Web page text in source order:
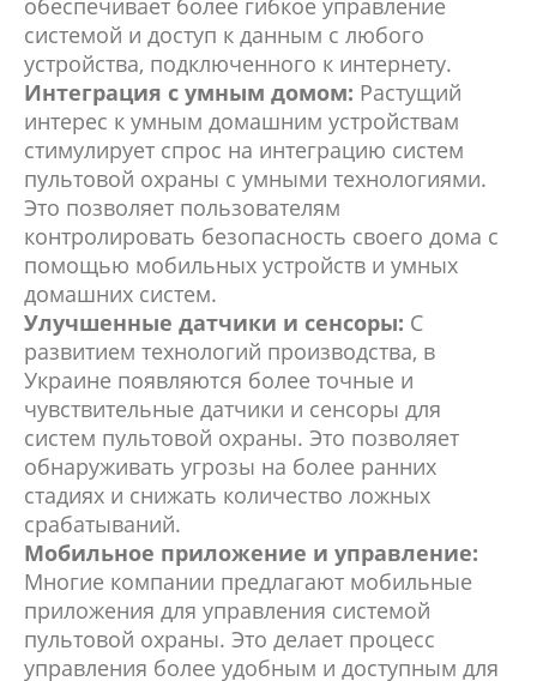
обеспечивает более гибкое управление
системой и доступ к данным с любого
устройства, подключенного к интернету.
Интеграция с умным домом: Растущий
интерес к умным домашним устройствам
стимулирует спрос на интеграцию систем
пультовой охраны с умными технологиями.
Это позволяет пользователям
контролировать безопасность своего дома с
помощью мобильных устройств и умных
домашних систем.
Улучшенные датчики и сенсоры: С
развитием технологий производства, в
Украине появляются более точные и
чувствительные датчики и сенсоры для
систем пультовой охраны. Это позволяет
обнаруживать угрозы на более ранних
стадиях и снижать количество ложных
срабатываний.
Мобильное приложение и управление:
Многие компании предлагают мобильные
приложения для управления системой
пультовой охраны. Это делает процесс
управления более удобным и доступным для